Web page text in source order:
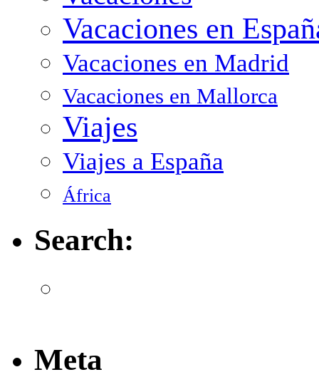
Vacaciones en
Vacaciones en Madrid
Vacaciones en Mallorca
Viajes
Viajes a España
África
Search:
Meta